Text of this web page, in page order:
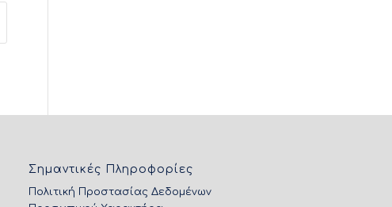
Σημαντικές Πληροφορίες
Πολιτική Προστασίας Δεδομένων